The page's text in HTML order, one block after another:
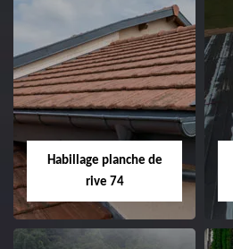
Habillage planche de
rive 74